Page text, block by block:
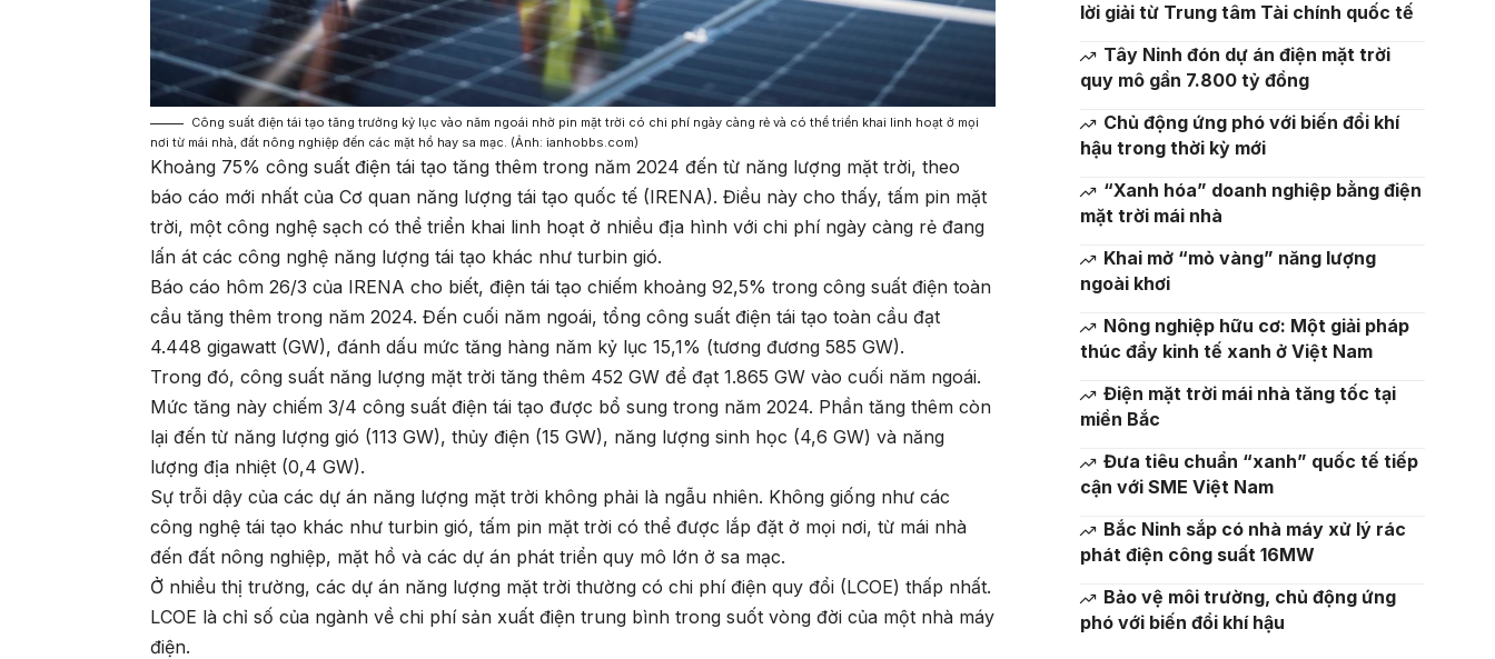
Công suất điện tái tạo tăng trưởng kỷ lục vào năm ngoái nhờ pin mặt trời có chi phí ngày càng rẻ và có thể triển khai linh hoạt ở mọi
nơi từ mái nhà, đất nông nghiệp đến các mặt hồ hay sa mạc. (Ảnh: ianhobbs.com)
Khoảng 75% công suất điện tái tạo tăng thêm trong năm 2024 đến từ năng lượng mặt trời, theo
báo cáo mới nhất của Cơ quan năng lượng tái tạo quốc tế (IRENA). Điều này cho thấy, tấm pin mặt
trời, một công nghệ sạch có thể triển khai linh hoạt ở nhiều địa hình với chi phí ngày càng rẻ đang
lấn át các công nghệ năng lượng tái tạo khác như turbin gió.
Báo cáo hôm 26/3 của IRENA cho biết, điện tái tạo chiếm khoảng 92,5% trong công suất điện toàn
cầu tăng thêm trong năm 2024. Đến cuối năm ngoái, tổng công suất điện tái tạo toàn cầu đạt
4.448 gigawatt (GW), đánh dấu mức tăng hàng năm kỷ lục 15,1% (tương đương 585 GW).
Trong đó, công suất năng lượng mặt trời tăng thêm 452 GW để đạt 1.865 GW vào cuối năm ngoái.
Mức tăng này chiếm 3/4 công suất điện tái tạo được bổ sung trong năm 2024. Phần tăng thêm còn
lại đến từ năng lượng gió (113 GW), thủy điện (15 GW), năng lượng sinh học (4,6 GW) và năng
lượng địa nhiệt (0,4 GW).
Sự trỗi dậy của các dự án năng lượng mặt trời không phải là ngẫu nhiên. Không giống như các
công nghệ tái tạo khác như turbin gió, tấm pin mặt trời có thể được lắp đặt ở mọi nơi, từ mái nhà
đến đất nông nghiệp, mặt hồ và các dự án phát triển quy mô lớn ở sa mạc.
Ở nhiều thị trường, các dự án năng lượng mặt trời thường có chi phí điện quy đổi (LCOE) thấp nhất.
LCOE là chỉ số của ngành về chi phí sản xuất điện trung bình trong suốt vòng đời của một nhà máy
điện.
lời giải từ Trung tâm Tài chính quốc tế
Tây Ninh đón dự án điện mặt trời
quy mô gần 7.800 tỷ đồng
Chủ động ứng phó với biến đổi khí
hậu trong thời kỳ mới
“Xanh hóa” doanh nghiệp bằng điện
mặt trời mái nhà
Khai mở “mỏ vàng” năng lượng
ngoài khơi
Nông nghiệp hữu cơ: Một giải pháp
thúc đẩy kinh tế xanh ở Việt Nam
Điện mặt trời mái nhà tăng tốc tại
miền Bắc
Đưa tiêu chuẩn “xanh” quốc tế tiếp
cận với SME Việt Nam
Bắc Ninh sắp có nhà máy xử lý rác
phát điện công suất 16MW
Bảo vệ môi trường, chủ động ứng
phó với biến đổi khí hậu